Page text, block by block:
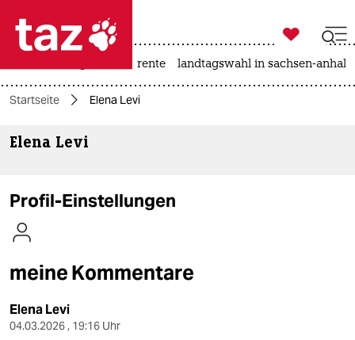
 taz zahl ich
taz zahl ich
themen
kultur
sport

taz zahl ich
rente landtagswahl in sachsen-anhalt
Startseite Elena Levi
Elena Levi
Profil-Einstellungen
meine Kommentare
Elena Levi
04.03.2026 , 19:16 Uhr